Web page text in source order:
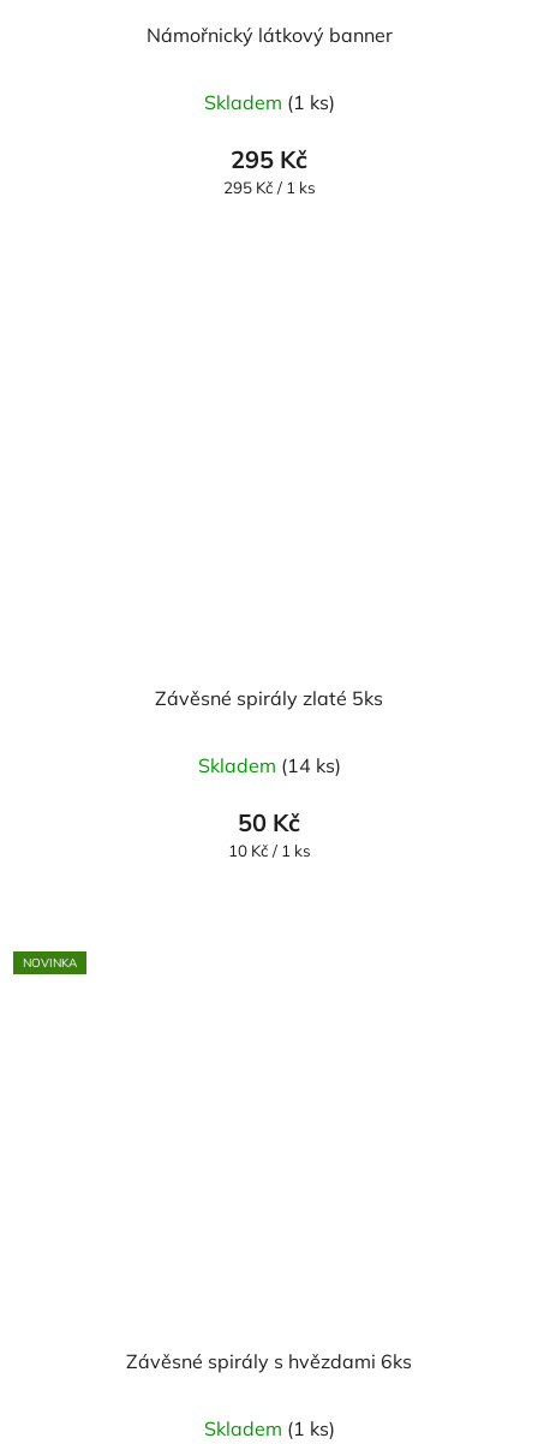
Námořnický látkový banner
Skladem (1 ks)
295 Kč
Měrná
295 Kč / 1 ks
Závěsné spirály zlaté 5ks
Skladem (14 ks)
50 Kč
Měrná
10 Kč / 1 ks
NOVINKA
Závěsné spirály s hvězdami 6ks
Skladem (1 ks)